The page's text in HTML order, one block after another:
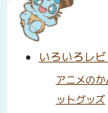
いろいろレ
アニメのか
ットグッズ